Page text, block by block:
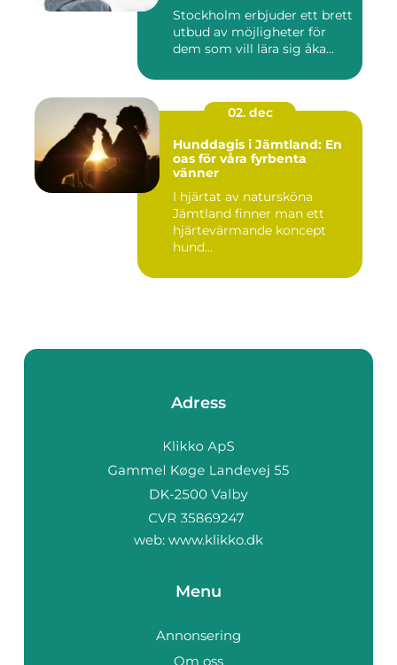
Stockholm erbjuder ett brett
utbud av möjligheter för
dem som vill lära sig åka...
02. dec
Hunddagis i Jämtland: En
oas för våra fyrbenta
vänner
I hjärtat av natursköna
Jämtland finner man ett
hjärtevärmande koncept
hund...
Adress
web: www.klikko.dk
Menu
Annonsering
Om oss